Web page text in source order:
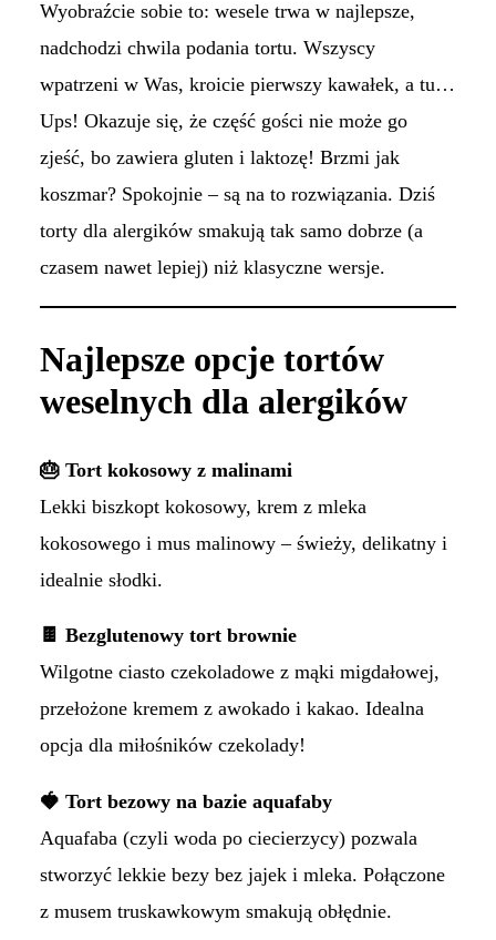
Wyobraźcie sobie to: wesele trwa w najlepsze,
nadchodzi chwila podania tortu. Wszyscy
wpatrzeni w Was, kroicie pierwszy kawałek, a tu…
Ups! Okazuje się, że część gości nie może go
zjeść, bo zawiera gluten i laktozę! Brzmi jak
koszmar? Spokojnie – są na to rozwiązania. Dziś
torty dla alergików smakują tak samo dobrze (a
czasem nawet lepiej) niż klasyczne wersje.
Najlepsze opcje tortów
weselnych dla alergików
🎂 Tort kokosowy z malinami
Lekki biszkopt kokosowy, krem z mleka
kokosowego i mus malinowy – świeży, delikatny i
idealnie słodki.
🍫 Bezglutenowy tort brownie
Wilgotne ciasto czekoladowe z mąki migdałowej,
przełożone kremem z awokado i kakao. Idealna
opcja dla miłośników czekolady!
🍓 Tort bezowy na bazie aquafaby
Aquafaba (czyli woda po ciecierzycy) pozwala
stworzyć lekkie bezy bez jajek i mleka. Połączone
z musem truskawkowym smakują obłędnie.